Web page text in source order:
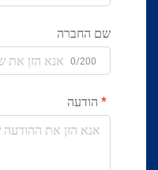
שם החברה
0/200
הודעה